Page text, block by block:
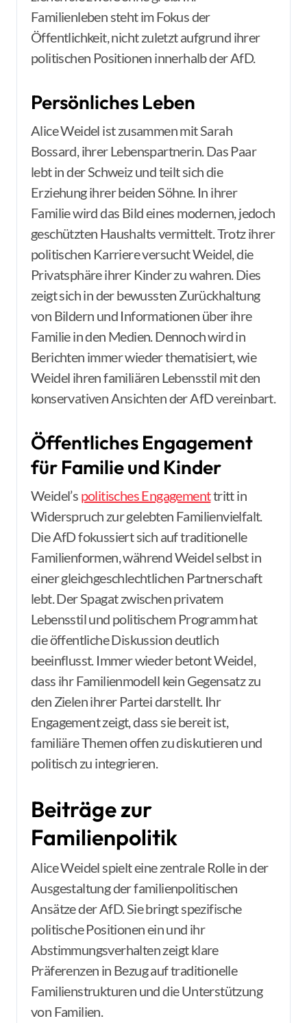
Familienleben steht im Fokus der
Öffentlichkeit, nicht zuletzt aufgrund ihrer
politischen Positionen innerhalb der AfD.
Persönliches Leben
Alice Weidel ist zusammen mit Sarah
Bossard, ihrer Lebenspartnerin. Das Paar
lebt in der Schweiz und teilt sich die
Erziehung ihrer beiden Söhne. In ihrer
Familie wird das Bild eines modernen, jedoch
geschützten Haushalts vermittelt. Trotz ihrer
politischen Karriere versucht Weidel, die
Privatsphäre ihrer Kinder zu wahren. Dies
zeigt sich in der bewussten Zurückhaltung
von Bildern und Informationen über ihre
Familie in den Medien. Dennoch wird in
Berichten immer wieder thematisiert, wie
Weidel ihren familiären Lebensstil mit den
konservativen Ansichten der AfD vereinbart.
Öffentliches Engagement
für Familie und Kinder
Weidel’s politisches Engagementtritt in
Widerspruch zur gelebten Familienvielfalt.
Die AfD fokussiert sich auf traditionelle
Familienformen, während Weidel selbst in
einer gleichgeschlechtlichen Partnerschaft
lebt. Der Spagat zwischen privatem
Lebensstil und politischem Programm hat
die öffentliche Diskussion deutlich
beeinflusst. Immer wieder betont Weidel,
dass ihr Familienmodell kein Gegensatz zu
den Zielen ihrer Partei darstellt. Ihr
Engagement zeigt, dass sie bereit ist,
familiäre Themen offen zu diskutieren und
politisch zu integrieren.
Beiträge zur
Familienpolitik
Alice Weidel spielt eine zentrale Rolle in der
Ausgestaltung der familienpolitischen
Ansätze der AfD. Sie bringt spezifische
politische Positionen ein und ihr
Abstimmungsverhalten zeigt klare
Präferenzen in Bezug auf traditionelle
Familienstrukturen und die Unterstützung
von Familien.